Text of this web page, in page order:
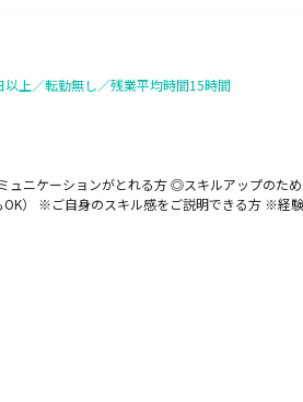
以上／転勤無し／残業平均時間15時間
ニケーションがとれる方 ◎スキルアップのた
） ※ご自身のスキル感をご説明できる方 ※経